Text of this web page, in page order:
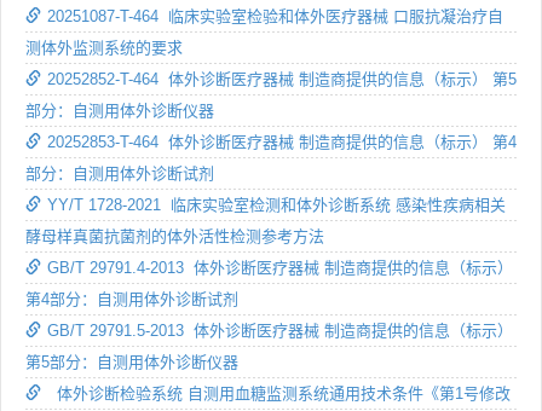
20251087-T-464 临床实验室检验和体外医疗器械 口服抗凝治疗自
测体外监测系统的要求
20252852-T-464 体外诊断医疗器械 制造商提供的信息（标示） 第5
部分：自测用体外诊断仪器
20252853-T-464 体外诊断医疗器械 制造商提供的信息（标示） 第4
部分：自测用体外诊断试剂
YY/T 1728-2021 临床实验室检测和体外诊断系统 感染性疾病相关
酵母样真菌抗菌剂的体外活性检测参考方法
GB/T 29791.4-2013 体外诊断医疗器械 制造商提供的信息（标示）
第4部分：自测用体外诊断试剂
GB/T 29791.5-2013 体外诊断医疗器械 制造商提供的信息（标示）
第5部分：自测用体外诊断仪器
体外诊断检验系统 自测用血糖监测系统通用技术条件《第1号修改